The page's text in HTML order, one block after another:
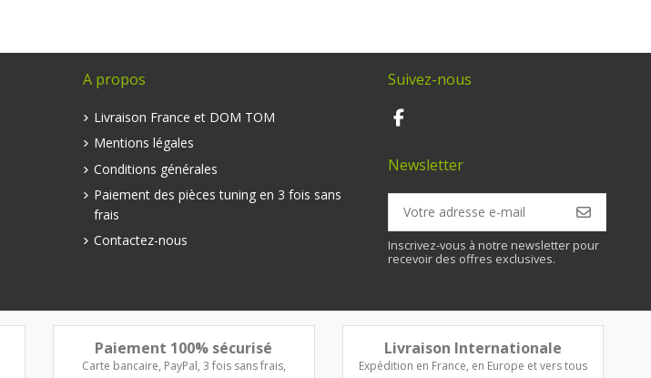
A propos
Livraison France et DOM TOM
Mentions légales
Conditions générales
Paiement des pièces tuning en 3 fois sans
frais
Contactez-nous
Suivez-nous
Newsletter
Inscrivez-vous à notre newsletter pour
recevoir des offres exclusives.
Paiement 100% sécurisé
Carte bancaire, PayPal, 3 fois sans frais,
Livraison Internationale
Expédition en France, en Europe et vers tous